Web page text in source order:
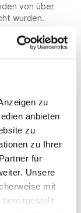
zu
anbieten
zu
zu Ihrer
für
Unsere
mit
von über
wurden.
zum
in Baden-
ist
mit 7 Mrd.
Luft-
mit attraktiver
schöner